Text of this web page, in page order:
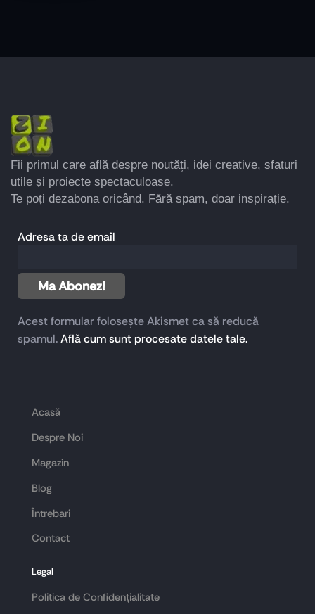
Fii primul care află despre noutăți, idei creative, sfaturi
utile și proiecte spectaculoase.
Te poți dezabona oricând. Fără spam, doar inspirație.
Adresa ta de email
Acest formular folosește Akismet ca să reducă
spamul.Află cum sunt procesate datele tale.
Acasă
Despre Noi
Magazin
Blog
Întrebari
Contact
Legal
Politica de Confidențialitate